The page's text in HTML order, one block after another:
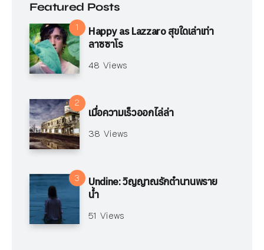
Featured Posts
Happy as Lazzaro สุขใดเล่าเท่า
ลาซซาโร
48 Views
เมื่อความเร็วออกไล่ล่า
38 Views
Undine: วิญญาณรักตำนานพราย
น้ำ
51 Views